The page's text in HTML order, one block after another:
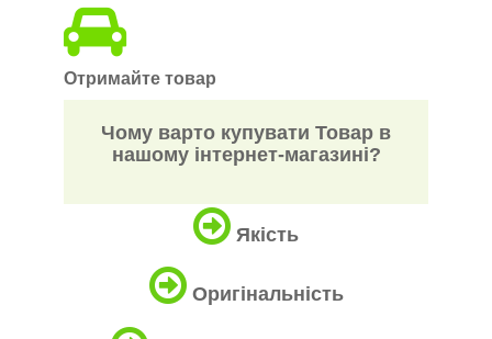
Отримайте товар
Чому варто купувати Товар в
нашому інтернет-магазині?
Якість
Оригінальність